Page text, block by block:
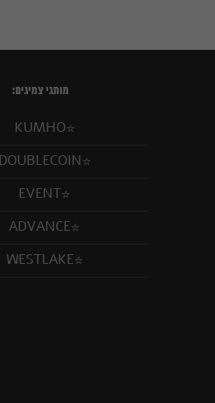
מותגי צמיגים:
KUMHO
DOUBLECOIN
EVENT
ADVANCE
WESTLAKE